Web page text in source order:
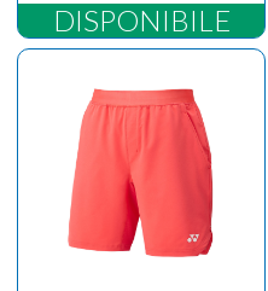
DISPONIBILE